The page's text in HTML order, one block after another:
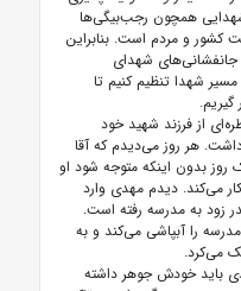
همچون رجب‌بیگی‌ها
کشور و مردم است. بنابراین
جانفشانی‌های شهدای
مسیر شهدا تنظیم کنیم تا
از فرزند شهید خود
هر روز می‌دیدم که آقا
بدون اینکه متوجه شود او
می‌کند. دیدم مهدی وارد
زود به مدرسه رفته است.
را آبپاشی می‌کند و به
می‌کرد.
باید خودش جوهر داشته